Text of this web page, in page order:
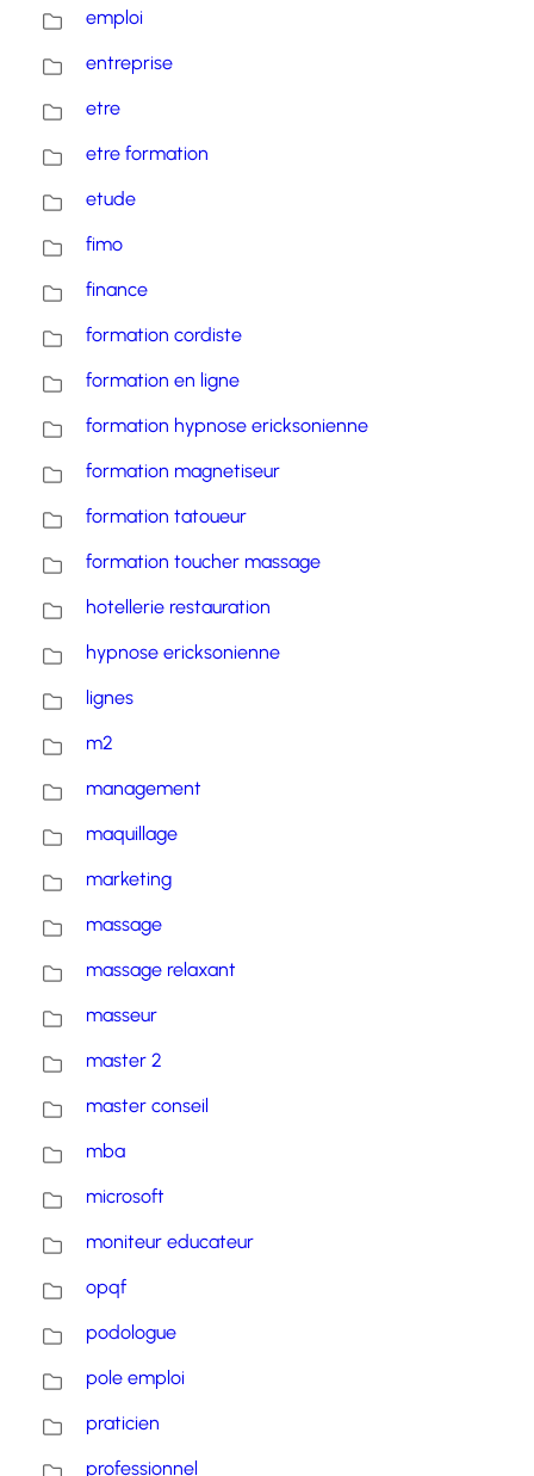
emploi
entreprise
etre
etre formation
etude
fimo
finance
formation cordiste
formation en ligne
formation hypnose ericksonienne
formation magnetiseur
formation tatoueur
formation toucher massage
hotellerie restauration
hypnose ericksonienne
lignes
m2
management
maquillage
marketing
massage
massage relaxant
masseur
master 2
master conseil
mba
microsoft
moniteur educateur
opqf
podologue
pole emploi
praticien
professionnel